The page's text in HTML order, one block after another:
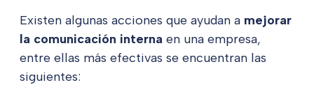
Existen algunas acciones que ayudan a mejorar
la comunicación interna en una empresa,
entre ellas más efectivas se encuentran las
siguientes: